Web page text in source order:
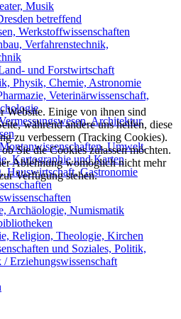
Musik
betreffend
Werkstoffwissenschaften
Verfahrenstechnik,
und Forstwirtschaft
Physik, Chemie, Astronomie
Veterinärwissenschaft,
Architektur,
Umwelt,
Kartographie und Karten
Hauswirtschaft, Gastronomie
Archäologie, Numismatik
Religion, Theologie, Kirchen
und Soziales, Politik,
/ Erziehungswissenschaft
Website. Einige von ihnen sind
während andere uns helfen, diese
zu verbessern (Tracking Cookies).
Sie die Cookies zulassen möchten.
Ablehnung womöglich nicht mehr
Verfügung stehen.